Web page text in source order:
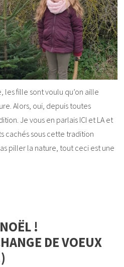
fille sont voulu qu’on aille
Alors, oui, depuis toutes
Je vous en parlais ICI et LA et
cachés sous cette tradition
piller la nature, tout ceci est une
!
DE VOEUX